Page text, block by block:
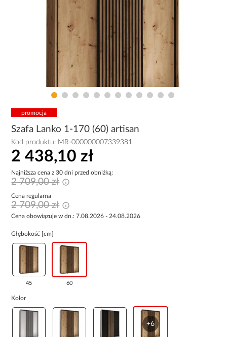
promocja
Szafa Lanko 1-170 (60) artisan
Kod produktu: MR-000000007339381
2 438,10 zł
Najniższa cena z 30 dni przed obniżką:
2 709,00 zł
Cena regularna
2 709,00 zł
Cena obowiązuje w dn.: 7.08.2026 - 24.08.2026
Głębokość [cm]
45 60
Kolor
+6